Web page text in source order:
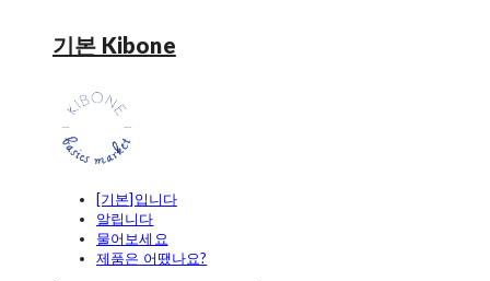
기본 Kibone
[기본]입니다
알립니다
물어보세요
제품은 어땠나요?